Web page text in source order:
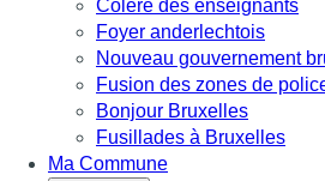
Colère des enseignants
Foyer anderlechtois
Nouveau gouvernement
Fusion des zones de
Bonjour Bruxelles
Fusillades à Bruxelles
Ma Commune